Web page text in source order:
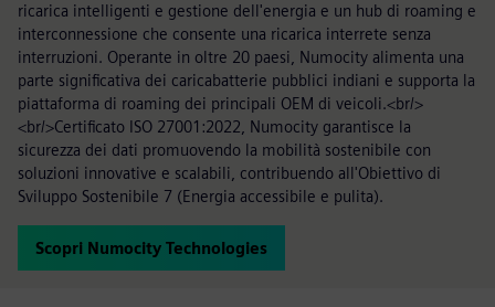
ricarica intelligenti e gestione dell'energia e un hub di roaming e
interconnessione che consente una ricarica interrete senza
interruzioni. Operante in oltre 20 paesi, Numocity alimenta una
parte significativa dei caricabatterie pubblici indiani e supporta la
piattaforma di roaming dei principali OEM di veicoli.<br/>
<br/>Certificato ISO 27001:2022, Numocity garantisce la
sicurezza dei dati promuovendo la mobilità sostenibile con
soluzioni innovative e scalabili, contribuendo all'Obiettivo di
Sviluppo Sostenibile 7 (Energia accessibile e pulita).
Scopri Numocity Technologies